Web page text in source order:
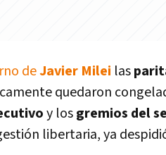
deJavier Milei las
quedaron
y losgremios del
libertaria, ya